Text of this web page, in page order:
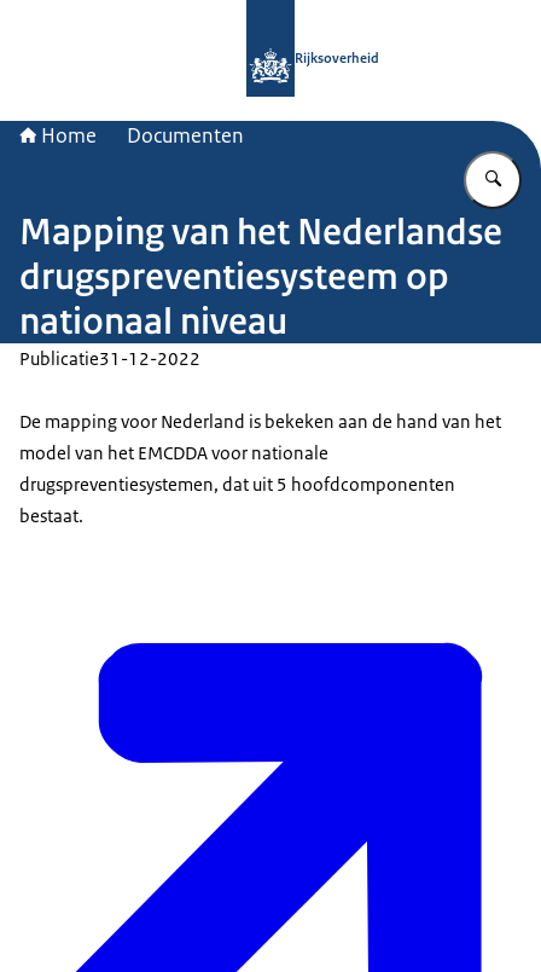
Rijksoverheid
Home Documenten
Mapping van het Nederlandse
drugspreventiesysteem op
nationaal niveau
Publicatie31-12-2022
De mappingvoor Nederland is bekeken aan de hand van het
model van het EMCDDA voor nationale
drugspreventiesystemen, dat uit 5 hoofdcomponenten
bestaat.